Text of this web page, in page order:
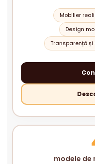
Mobilier
Design
Transparență
modele de